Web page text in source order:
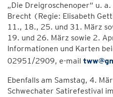
„Die Dreigroschenoper“ u.
Brecht (Regie: Elisabeth
11., 18., 25. und 31. März
19. und 26. März sowie 2.
Informationen und Karten
02951/2909, e-mail
Ebenfalls am Samstag, 4.
Schwechater Satirefestival